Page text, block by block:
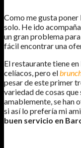
Como me gusta poner
solo. He ido
un gran problema
fácil encontrar una
El restaurante tiene
celíacos, pero el
pesar de este primer
variedad de cosas
amablemente, se han
si así lo prefería mi
buen servicio en